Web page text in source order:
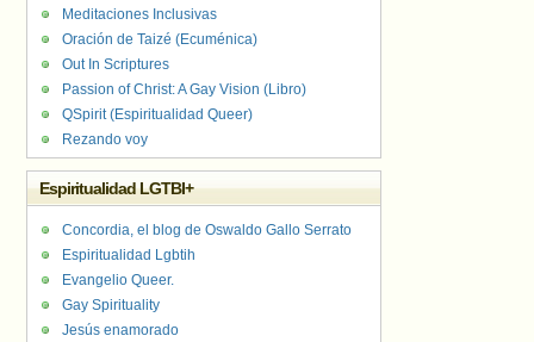
Meditaciones Inclusivas
Oración de Taizé (Ecuménica)
Out In Scriptures
Passion of Christ: A Gay Vision (Libro)
QSpirit (Espiritualidad Queer)
Rezando voy
Espiritualidad LGTBI+
Concordia, el blog de Oswaldo Gallo Serrato
Espiritualidad Lgbtih
Evangelio Queer.
Gay Spirituality
Jesús enamorado